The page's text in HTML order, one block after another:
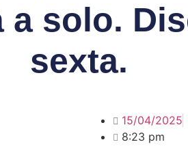
a solo.
sexta.
15/04/2025
8:23 pm